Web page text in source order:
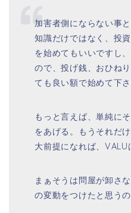
加害者側にならない事
知識だけではなく、投
を始めてもいいですし
ので、投げ銭、おひね
ても良い額で始めて下さ
もっと言えば、単純に
をあげる。もうそれだ
大前提になれば、VALU
まぁそうは問屋が卸さ
の変動をつけたと思うの